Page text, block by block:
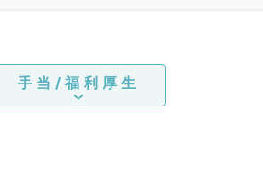
手当/福利厚生